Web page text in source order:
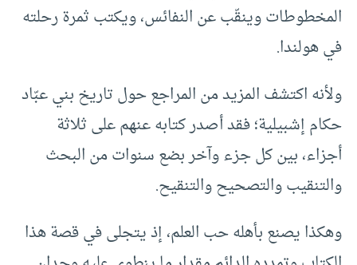
المخطوطات وينقّب عن النفائس، ويكتب ثمرة رحلته
في هولندا.
ولأنه اكتشف المزيد من المراجع حول تاريخ بني عبّاد
حكام إشبيلية؛ فقد أصدر كتابه عنهم على ثلاثة
أجزاء، بين كل جزء وآخر بضع سنوات من البحث
والتنقيب والتصحيح والتنقيح.
وهكذا يصنع بأهله حب العلم، إذ يتجلى في قصة هذا